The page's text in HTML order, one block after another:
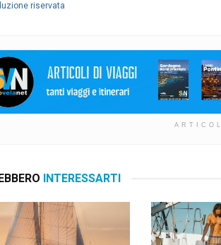
riservata
INTERESSARTI